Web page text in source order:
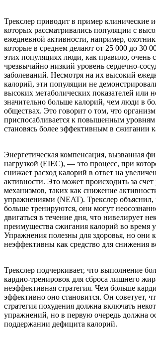
Трекслер приводит в пример клинические
которых рассматривались популяции с
ежедневной активности, например,
которые в среднем делают от 25 000 до 30
этих популяциях люди, как правило, очень
чрезвычайно низкий уровень сердечно-
заболеваний. Несмотря на их высокий
калорий, эти популяции не
высоких метаболических показателей или
значительно больше калорий, чем люди в
обществах. Это говорит о том, что организм
приспосабливается к повышенным уровням
становясь более эффективным в сжигании
Энергетическая компенсация, вызванная
нагрузкой (EIEC), — это процесс, при
снижает расход калорий в ответ на
активности. Это может происходить за
механизмов, таких как снижение
упражнениями (NEAT). Трекслер объяснил,
больше тренируются, они могут
двигаться в течение дня, что нивелирует
преимущества сжигания калорий во время
Упражнения полезны для здоровья, но они
неэффективны как средство для снижения
Трекслер подчеркивает, что выполнение
кардио-тренировок для сброса лишнего
неэффективная стратегия. Чем больше
эффективно оно становится. Он советует,
стратегия похудения должна включать
упражнений, но в первую очередь должна
поддержании дефицита калорий.